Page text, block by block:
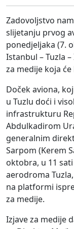
Zadovoljstvo
slijetanju prvog
ponedjeljaka (7.
Istanbul – Tuzla
za medije koja
Doček aviona,
u Tuzlu doći i
infrastrukturu
Abdulkadirom
generalnim
Sarpom (Kerem
oktobra, u 11
aerodroma
na platformi
za medije.
Izjave za medije